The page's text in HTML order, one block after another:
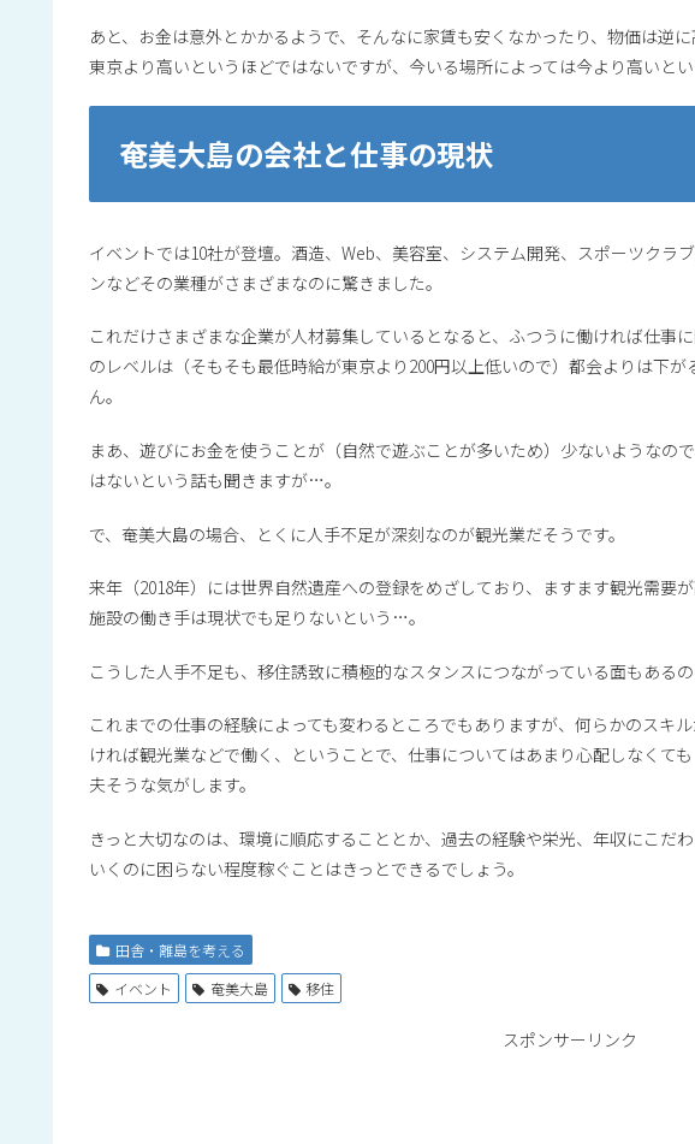
あと、お金は意外とかかるようで、そんなに家賃も安くなかったり、物価は逆
東京より高いというほどではないですが、今いる場所によっては今より高いとい
奄美大島の会社と仕事の現状
イベントでは10社が登壇。酒造、Web、美容室、システム開発、スポーツクラ
ンなどその業種がさまざまなのに驚きました。
これだけさまざまな企業が人材募集しているとなると、ふつうに働ければ仕事
のレベルは（そもそも最低時給が東京より200円以上低いので）都会よりは下
ん。
まあ、遊びにお金を使うことが（自然で遊ぶことが多いため）少ないようなの
はないという話も聞きますが…。
で、奄美大島の場合、とくに人手不足が深刻なのが観光業だそうです。
来年（2018年）には世界自然遺産への登録をめざしており、ますます観光需要
施設の働き手は現状でも足りないという…。
こうした人手不足も、移住誘致に積極的なスタンスにつながっている面もあるの
これまでの仕事の経験によっても変わるところでもありますが、何らかのスキ
ければ観光業などで働く、ということで、仕事についてはあまり心配しなくて
夫そうな気がします。
きっと大切なのは、環境に順応することとか、過去の経験や栄光、年収にこだ
いくのに困らない程度稼ぐことはきっとできるでしょう。
田舎・離島を考える
イベント
奄美大島 移住
スポンサーリンク